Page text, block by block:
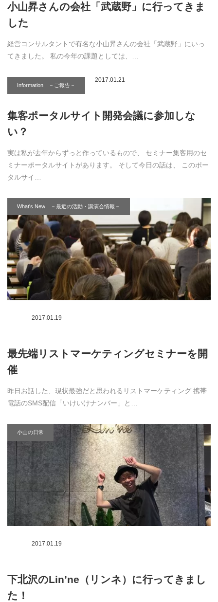
小山昇さんの会社「武蔵野」に行ってきま
した
経営コンサルタントで有名な小山昇さんの会社「武蔵野」にいっ
てきました。 私の今年の課題としては、…
Information －ご報告－
2017.01.21
集客ポータルサイト開発会議に参加しな
い？
実は私が去年からずっと作っているもので、 セミナー集客用のセ
ミナーポータルサイトがあります。 そして今日の話は、 このポー
タルサイ…
What's New －最近の活動・講演会情報－
2017.01.19
最先端リストマーケティングセミナーを開
催
昨日お話した、現状最強だと思われるリストマーケティング 携帯
電話のSMS配信「いけいけナンバー」と…
小山の日常
2017.01.19
下北沢のLin’ne（リンネ）に行ってきまし
た！